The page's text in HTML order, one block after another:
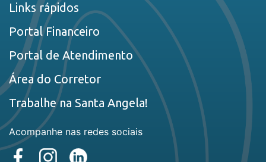
Links rápidos
Portal Financeiro
Portal de Atendimento
Área do Corretor
Trabalhe na Santa Angela!
Acompanhe nas redes sociais